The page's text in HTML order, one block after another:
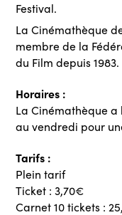
Festival.
La Cinémathèque
membre de la
du Film depuis 1983.
Horaires :
La Cinémathèque
au vendredi pour
Tarifs :
Plein tarif
Ticket : 3,70€
Carnet 10 tickets :